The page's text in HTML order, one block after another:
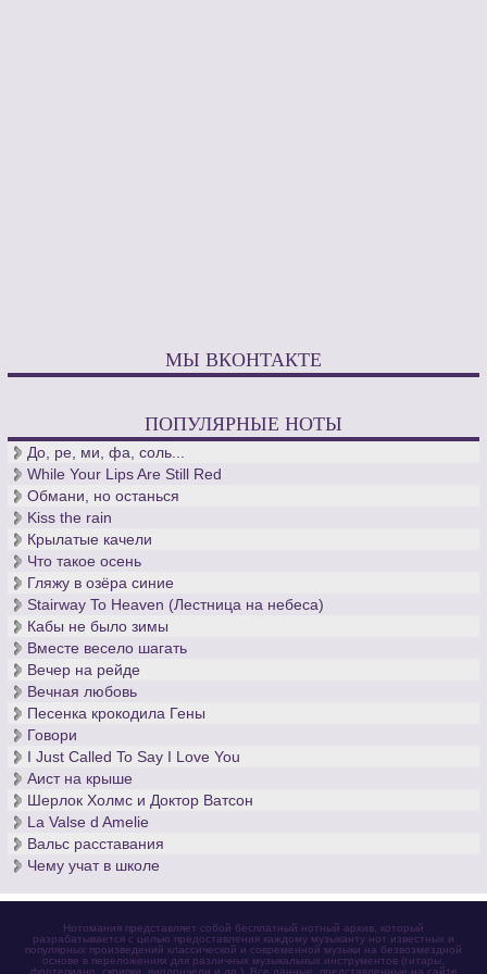
МЫ ВКОНТАКТЕ
ПОПУЛЯРНЫЕ НОТЫ
До, ре, ми, фа, соль...
While Your Lips Are Still Red
Обмани, но останься
Kiss the rain
Крылатые качели
Что такое осень
Гляжу в озёра синие
Stairway To Heaven (Лестница на небеса)
Кабы не было зимы
Вместе весело шагать
Вечер на рейде
Вечная любовь
Песенка крокодила Гены
Говори
I Just Called To Say I Love You
Аист на крыше
Шерлок Холмс и Доктор Ватсон
La Valse d Amelie
Вальс расставания
Чему учат в школе
Нотомания представляет собой бесплатный нотный архив, который
разрабатывается с целью предоставления каждому музыканту нот известных и
популярных произведений классической и современной музыки на безвозмездной
основе в переложениях для различных музыкальных инструментов (гитары,
фортепиано, скрипки, виолончели и др.). Все данные, представленные на сайте